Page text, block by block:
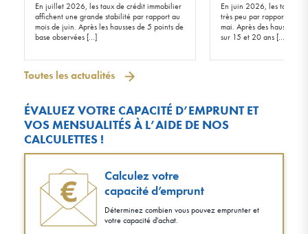
En juillet 2026, les taux de crédit immobilier
affichent une grande stabilité par rapport au
mois de juin. Après les hausses de 5 points de
base observées […]
En juin 2026, les taux
très peu par rapport à
mai. Après des hausses
sur 15 et 20 ans […]
Toutes les actualités
ÉVALUEZ VOTRE CAPACITÉ D’EMPRUNT ET
VOS MENSUALITÉS À L’AIDE DE NOS
CALCULETTES !
Calculez votre
capacité d’emprunt
Déterminez combien vous pouvez emprunter et
votre capacité d'achat.